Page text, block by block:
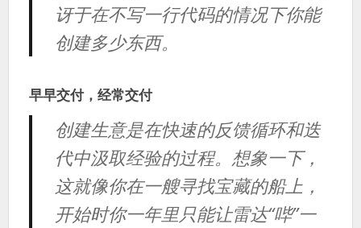
讶于在不写一行代码的情况下你能
创建多少东西。
早早交付，经常交付
创建生意是在快速的反馈循环和迭
代中汲取经验的过程。想象一下，
这就像你在一艘寻找宝藏的船上，
开始时你一年里只能让雷达“哔”一